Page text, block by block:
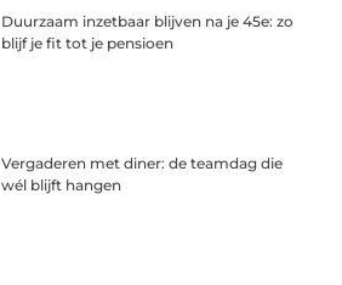
Duurzaam inzetbaar blijven na je 45e: zo
blijf je fit tot je pensioen
Vergaderen met diner: de teamdag die
wél blijft hangen